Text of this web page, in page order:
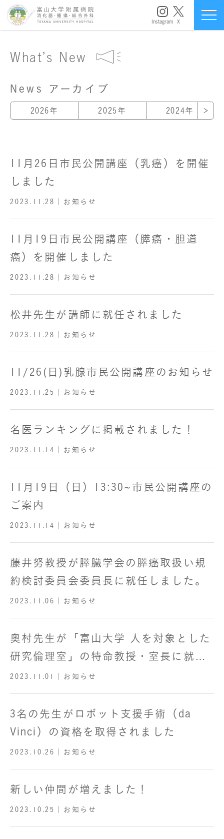
Instagram X
What’s New
News アーカイブ
2026年 2025年 2024年
11月26日市民公開講座（乳癌）を開催
しました
2023.11.28 ｜お知らせ
11月19日市民公開講座（膵癌・胆道
癌）を開催しました
2023.11.28 ｜お知らせ
松井先生が講師に就任されました
2023.11.28 ｜お知らせ
11/26(日)乳腺市民公開講座のお知らせ
2023.11.25 ｜お知らせ
名医ランキングに掲載されました！
2023.11.14 ｜お知らせ
11月19日（日）13:30~市民公開講座の
ご案内
2023.11.14 ｜お知らせ
藤井努教授が膵臓学会の膵癌取扱い規
約検討委員会委員長に就任しました。
2023.11.06 ｜お知らせ
奥村先生が「富山大学 人を対象とした
研究倫理室」の特命教授・室長に就任
されました
2023.11.01 ｜お知らせ
3名の先生がロボット支援手術（da
Vinci）の資格を取得されました
2023.10.26 ｜お知らせ
新しい仲間が増えました！
2023.10.25 ｜お知らせ